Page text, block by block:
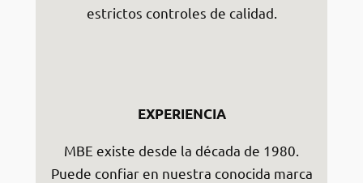
estrictos controles de calidad.
EXPERIENCIA
MBE existe desde la década de 1980.
Puede confiar en nuestra conocida marca